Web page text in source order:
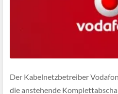
Der Kabelnetzbetreiber
die anstehende